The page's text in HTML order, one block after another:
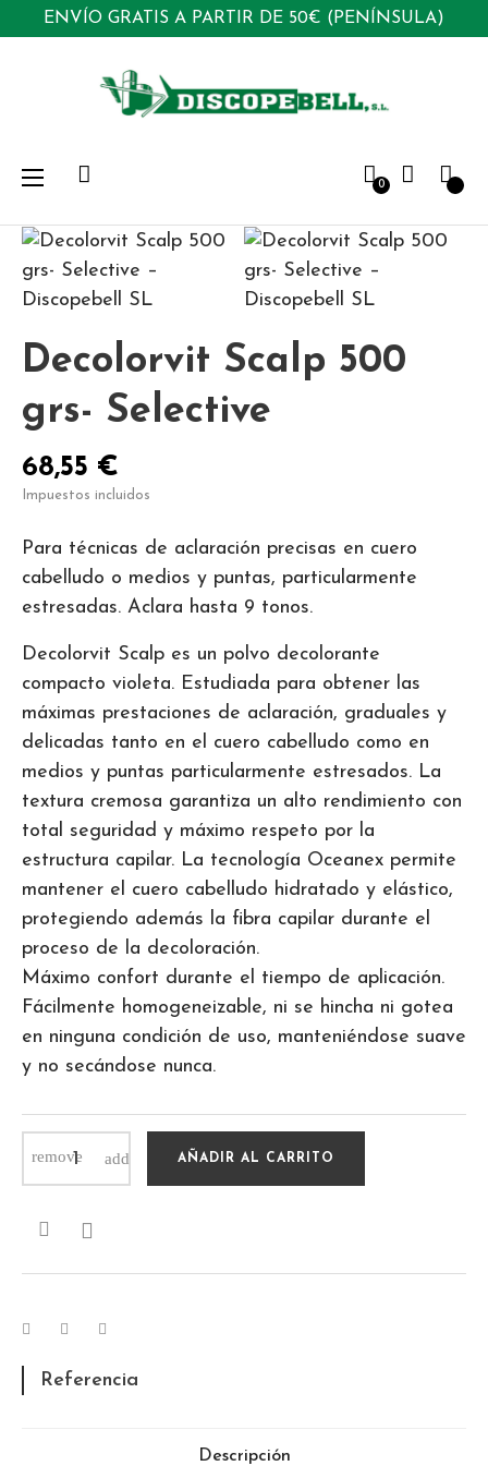
ENVÍO GRATIS A PARTIR DE 50€ (PENÍNSULA)
0
Navegación
palanca
☰
Decolorvit Scalp 500
grs- Selective
68,55 €
Impuestos incluidos
Para técnicas de aclaración precisas en cuero
cabelludo o medios y puntas, particularmente
estresadas. Aclara hasta 9 tonos.
Decolorvit Scalp es un polvo decolorante
compacto violeta. Estudiada para obtener las
máximas prestaciones de aclaración, graduales y
delicadas tanto en el cuero cabelludo como en
medios y puntas particularmente estresados. La
textura cremosa garantiza un alto rendimiento con
total seguridad y máximo respeto por la
estructura capilar. La tecnología Oceanex permite
mantener el cuero cabelludo hidratado y elástico,
protegiendo además la fibra capilar durante el
proceso de la decoloración.
Máximo confort durante el tiempo de aplicación.
Fácilmente homogeneizable, ni se hincha ni gotea
en ninguna condición de uso, manteniéndose suave
y no secándose nunca.
AÑADIR AL CARRITO

Referencia
Descripción